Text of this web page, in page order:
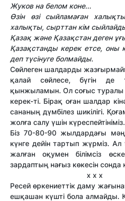
Жуков на белом коне...
Өзін өзі сыйламаған
халықты, сырттан кім
Қазақ және Қазақстан деген
Қазақстанды керек етсе, оны
деп түсінуге болмайды.
Сөйлеген шалдарды
қалай сөйлесе, бүгін де
қынжыламын. Ол соғыс туралы
керек-ті. Бірақ оған шалдар
сананың дүмбілез шикілігі.
жолға салу үшін күреспейтініміз.
Біз 70-80-90 жылдардағы
күнге дейін тартып жүрміз.
жалған оқумен білімсіз
зардаптың нағыз көкесін
х х х
Ресей өркениеттік даму
ешқашан күшті бола алмайды.